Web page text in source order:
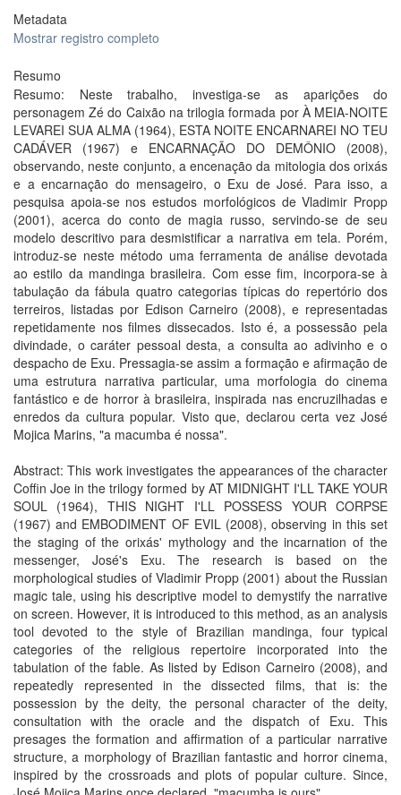
Metadata
Mostrar registro completo
Resumo
Resumo: Neste trabalho, investiga-se as aparições do
personagem Zé do Caixão na trilogia formada por À MEIA-NOITE
LEVAREI SUA ALMA (1964), ESTA NOITE ENCARNAREI NO TEU
CADÁVER (1967) e ENCARNAÇÃO DO DEMÔNIO (2008),
observando, neste conjunto, a encenação da mitologia dos orixás
e a encarnação do mensageiro, o Exu de José. Para isso, a
pesquisa apoia-se nos estudos morfológicos de Vladimir Propp
(2001), acerca do conto de magia russo, servindo-se de seu
modelo descritivo para desmistificar a narrativa em tela. Porém,
introduz-se neste método uma ferramenta de análise devotada
ao estilo da mandinga brasileira. Com esse fim, incorpora-se à
tabulação da fábula quatro categorias típicas do repertório dos
terreiros, listadas por Edison Carneiro (2008), e representadas
repetidamente nos filmes dissecados. Isto é, a possessão pela
divindade, o caráter pessoal desta, a consulta ao adivinho e o
despacho de Exu. Pressagia-se assim a formação e afirmação de
uma estrutura narrativa particular, uma morfologia do cinema
fantástico e de horror à brasileira, inspirada nas encruzilhadas e
enredos da cultura popular. Visto que, declarou certa vez José
Mojica Marins, "a macumba é nossa".
Abstract: This work investigates the appearances of the character
Coffin Joe in the trilogy formed by AT MIDNIGHT I'LL TAKE YOUR
SOUL (1964), THIS NIGHT I'LL POSSESS YOUR CORPSE
(1967) and EMBODIMENT OF EVIL (2008), observing in this set
the staging of the orixás' mythology and the incarnation of the
messenger, José's Exu. The research is based on the
morphological studies of Vladimir Propp (2001) about the Russian
magic tale, using his descriptive model to demystify the narrative
on screen. However, it is introduced to this method, as an analysis
tool devoted to the style of Brazilian mandinga, four typical
categories of the religious repertoire incorporated into the
tabulation of the fable. As listed by Edison Carneiro (2008), and
repeatedly represented in the dissected films, that is: the
possession by the deity, the personal character of the deity,
consultation with the oracle and the dispatch of Exu. This
presages the formation and affirmation of a particular narrative
structure, a morphology of Brazilian fantastic and horror cinema,
inspired by the crossroads and plots of popular culture. Since,